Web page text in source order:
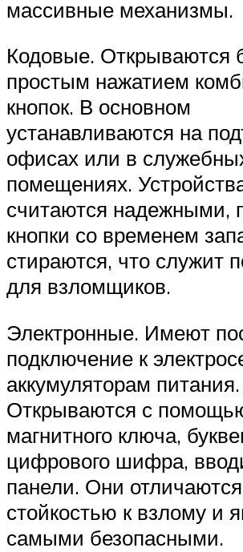
массивные механизмы.
Кодовые. Открываются
простым нажатием
кнопок. В основном
устанавливаются на
офисах или в
помещениях.
считаются надежными,
кнопки со временем
стираются, что служит
для взломщиков.
Электронные. Имеют
подключение к
аккумуляторам питания.
Открываются с
магнитного ключа,
цифрового шифра,
панели. Они отличаются
стойкостью к взлому и
самыми безопасными.